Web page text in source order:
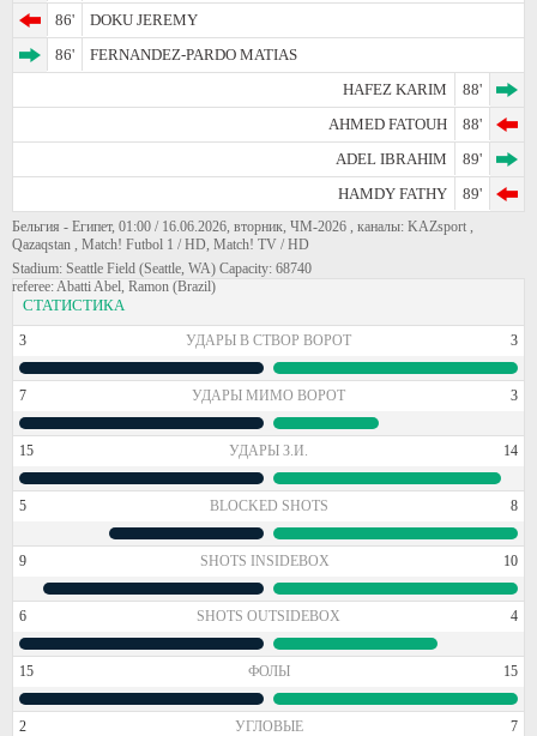
86'
DOKU JEREMY
86'
FERNANDEZ-PARDO MATIAS
HAFEZ KARIM
88'
AHMED FATOUH
88'
ADEL IBRAHIM
89'
HAMDY FATHY
89'
Бельгия - Египет, 01:00 / 16.06.2026, вторник, ЧМ-2026 , каналы: KAZsport ,
Qazaqstan , Match! Futbol 1 / HD, Match! TV / HD
Stadium: Seattle Field (Seattle, WA) Capacity: 68740
referee: Abatti Abel, Ramon (Brazil)
СТАТИСТИКА
3 УДАРЫ В СТВОР ВОРОТ 3
7 УДАРЫ МИМО ВОРОТ 3
15 УДАРЫ З.И. 14
5 BLOCKED SHOTS 8
9 SHOTS INSIDEBOX 10
6 SHOTS OUTSIDEBOX 4
15 ФОЛЫ 15
2 УГЛОВЫЕ 7